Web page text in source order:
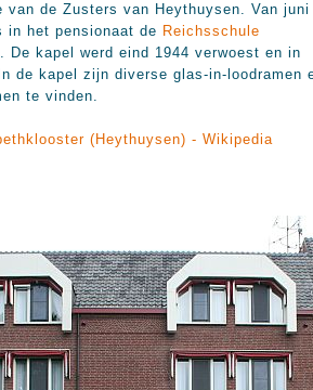
van de Zusters van Heythuysen. Van juni
in het pensionaat de Reichsschule
De kapel werd eind 1944 verwoest en in
de kapel zijn diverse glas-in-loodramen
te vinden.
(Heythuysen) - Wikipedia